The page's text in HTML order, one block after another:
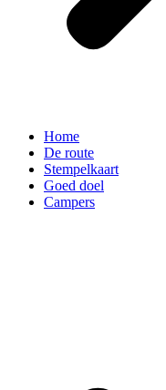
Home
De route
Stempelkaart
Goed doel
Campers